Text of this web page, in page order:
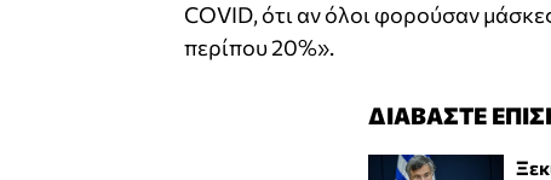
COVID, ότι αν όλοι φορούσαν
περίπου 20%».
ΔΙΑΒΑΣΤΕ